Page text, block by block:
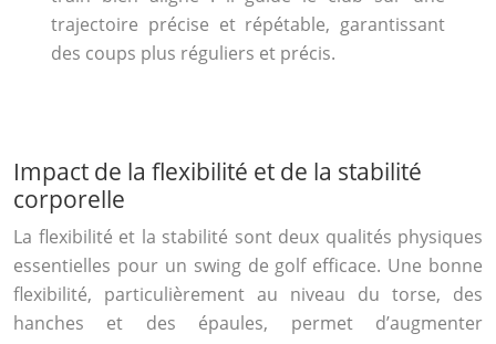
trajectoire précise et répétable, garantissant
des coups plus réguliers et précis.
Impact de la flexibilité et de la stabilité
corporelle
La flexibilité et la stabilité sont deux qualités physiques
essentielles pour un swing de golf efficace. Une bonne
flexibilité, particulièrement au niveau du torse, des
hanches et des épaules, permet d’augmenter